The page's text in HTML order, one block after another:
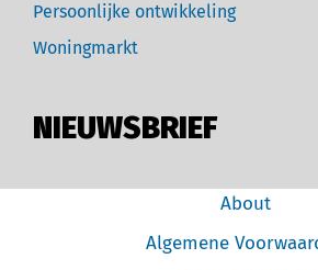
Persoonlijke ontwikkeling
Woningmarkt
NIEUWSBRIEF
About
Algemene